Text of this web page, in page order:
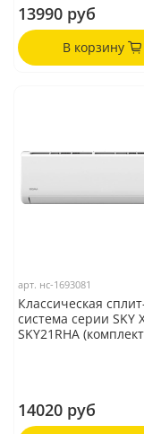
13990 руб
В корзину
арт. нс-1693081
Классическая
система серии SKY
SKY21RHA
14020 руб